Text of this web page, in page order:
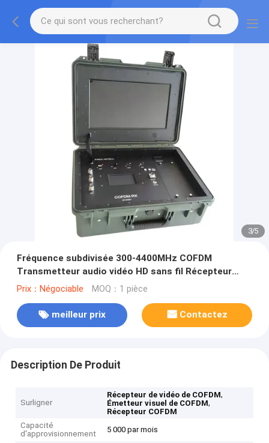
3/5
Fréquence subdivisée 300-4400MHz COFDM
Transmetteur audio vidéo HD sans fil Récepteur
avec surveillance de sécurité du moniteur
Prix：Négociable MOQ：1 pièce
meilleur prix Contactez
Description De Produit
Surligner
Récepteur de vidéo de COFDM,
Émetteur visuel de COFDM,
Récepteur COFDM
Capacité
d'approvisionnement
5 000 par mois